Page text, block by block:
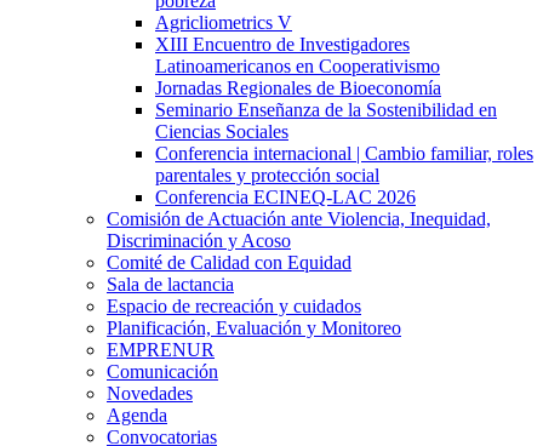
Agricliometrics V
XIII Encuentro de Investigadores
Latinoamericanos en Cooperativismo
Jornadas Regionales de Bioeconomía
Seminario Enseñanza de la Sostenibilidad en
Ciencias Sociales
Conferencia internacional | Cambio familiar, roles
parentales y protección social
Conferencia ECINEQ-LAC 2026
Comisión de Actuación ante Violencia, Inequidad,
Discriminación y Acoso
Comité de Calidad con Equidad
Sala de lactancia
Espacio de recreación y cuidados
Planificación, Evaluación y Monitoreo
EMPRENUR
Comunicación
Novedades
Agenda
Convocatorias